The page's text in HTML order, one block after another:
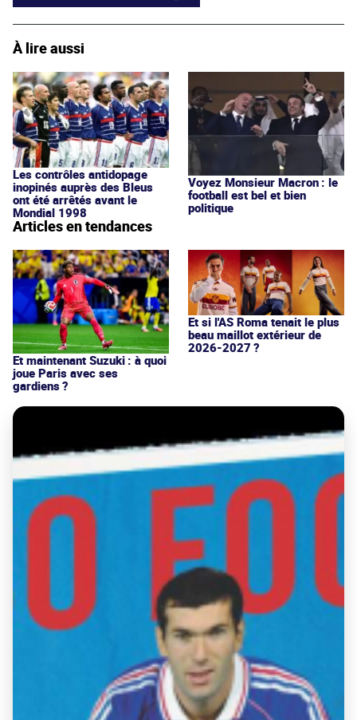
À lire aussi
Les contrôles antidopage
inopinés auprès des Bleus
ont été arrêtés avant le
Mondial 1998
Voyez Monsieur Macron : le
football est bel et bien
politique
Articles en tendances
Et maintenant Suzuki : à quoi
joue Paris avec ses
gardiens ?
Et si l'AS Roma tenait le plus
beau maillot extérieur de
2026-2027 ?